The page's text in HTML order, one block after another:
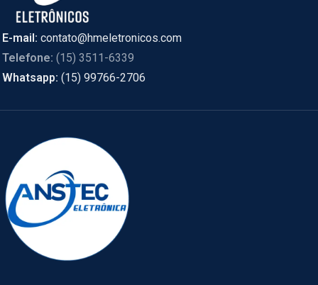
E-mail: contato@hmeletronicos.com
Telefone: (15) 3511-6339
Whatsapp: (15) 99766-2706